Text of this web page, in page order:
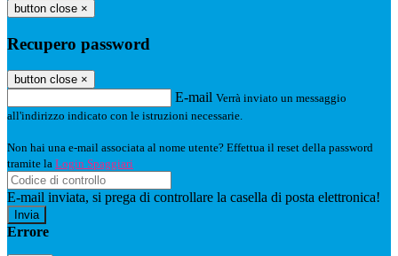
button close ×
Recupero password
button close ×
E-mail Verrà inviato un messaggio
all'indirizzo indicato con le istruzioni necessarie.
Non hai una e-mail associata al nome utente? Effettua il reset della password
tramite la Login Spaggiari
E-mail inviata, si prega di controllare la casella di posta elettronica!
Errore